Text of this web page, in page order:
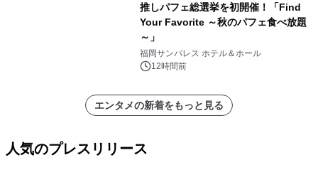
推しパフェ総選挙を初開催！「Find
Your Favorite ～秋のパフェ食べ放題
～」
福岡サンパレス ホテル＆ホール
12時間前
エンタメの新着をもっと見る
人気のプレスリリース